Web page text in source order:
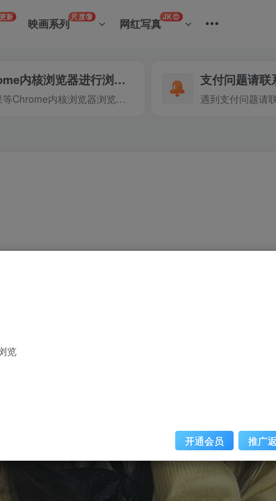
更新 映画系列尺度🔞 网红写真JK😍
推荐使用标准的Chrome内核浏览器进行浏览本站
请使用edge、谷歌、苹果等Chrome内核浏览器浏览本站
支付问题请联
遇到支付问题请
更是亮点纷呈，该期内容包含29张精心
则通过动态展示，将角色们的活泼性格展现得淋漓
快乐！
览
开通会员 推广